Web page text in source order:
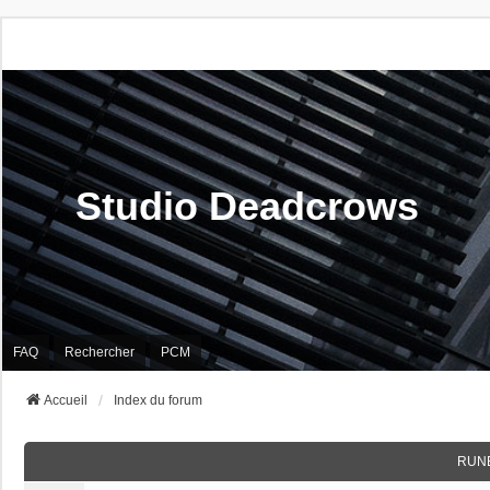
Studio Deadcrows
FAQ Rechercher PCM
Accueil Index du forum